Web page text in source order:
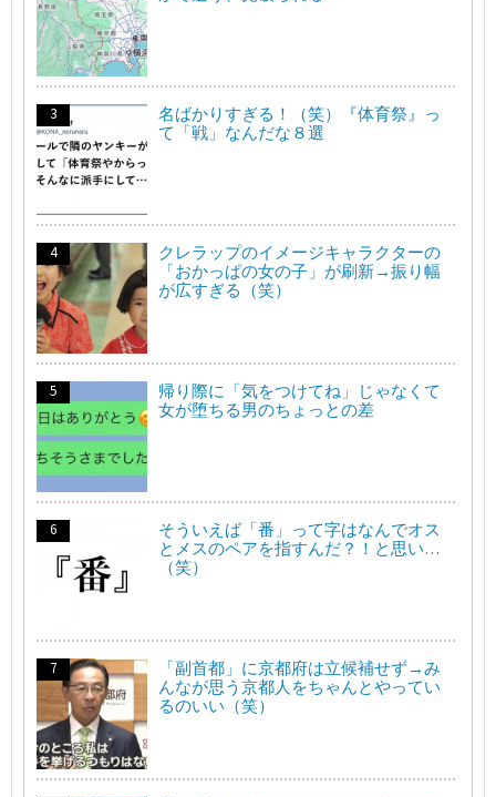
名ばかりすぎる！（笑）『体育祭』っ
て「戦」なんだな８選
クレラップのイメージキャラクターの
「おかっぱの女の子」が刷新→振り幅
が広すぎる（笑）
帰り際に「気をつけてね」じゃなくて
女が堕ちる男のちょっとの差
そういえば「番」って字はなんでオス
とメスのペアを指すんだ？！と思い…
（笑）
「副首都」に京都府は立候補せず→み
んなが思う京都人をちゃんとやってい
るのいい（笑）